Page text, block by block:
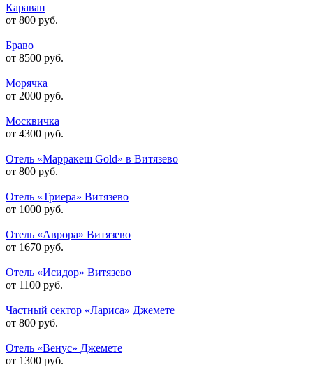
Караван
от 800 руб.
Браво
от 8500 руб.
Морячка
от 2000 руб.
Москвичка
от 4300 руб.
Отель «Марракеш Gold» в Витязево
от 800 руб.
Отель «Триера» Витязево
от 1000 руб.
Отель «Аврора» Витязево
от 1670 руб.
Отель «Исидор» Витязево
от 1100 руб.
Частный сектор «Лариса» Джемете
от 800 руб.
Отель «Венус» Джемете
от 1300 руб.